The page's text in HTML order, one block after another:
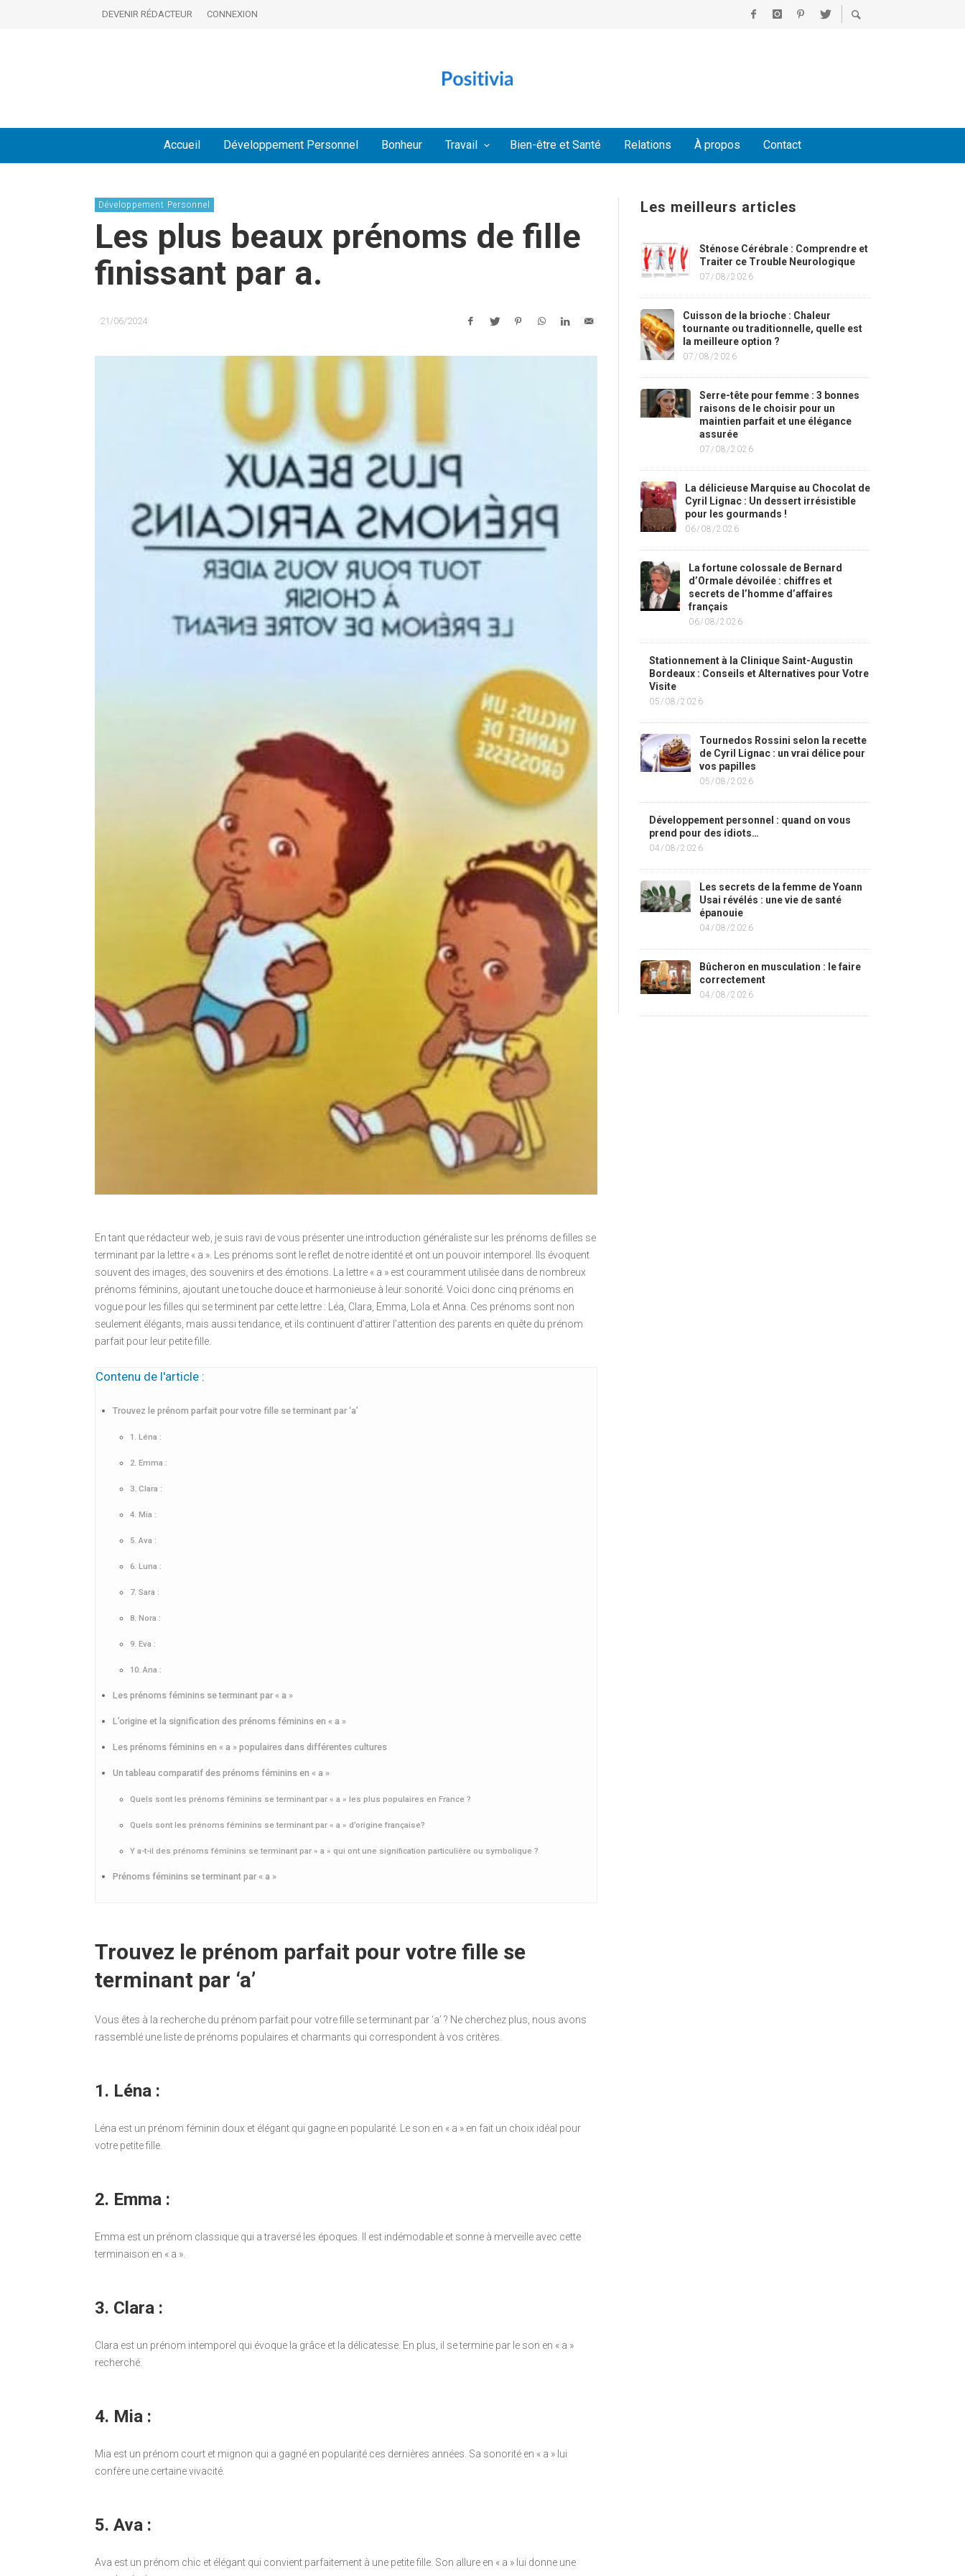
DEVENIR RÉDACTEUR CONNEXION
Accueil Développement Personnel Bonheur Travail Bien-être et Santé Relations À propos Contact
Développement Personnel
Les plus beaux prénoms de fille
finissant par a.
21/06/2024
En tant que rédacteur web, je suis ravi de vous présenter une introduction généraliste sur les prénoms de filles se
terminant par la lettre « a ». Les prénoms sont le reflet de notre identité et ont un pouvoir intemporel. Ils évoquent
souvent des images, des souvenirs et des émotions. La lettre « a » est couramment utilisée dans de nombreux
prénoms féminins, ajoutant une touche douce et harmonieuse à leur sonorité. Voici donc cinq prénoms en
vogue pour les filles qui se terminent par cette lettre : Léa, Clara, Emma, Lola et Anna. Ces prénoms sont non
seulement élégants, mais aussi tendance, et ils continuent d’attirer l’attention des parents en quête du prénom
parfait pour leur petite fille.
Contenu de l'article :
Trouvez le prénom parfait pour votre fille se terminant par ‘a’
1. Léna :
2. Emma :
3. Clara :
4. Mia :
5. Ava :
6. Luna :
7. Sara :
8. Nora :
9. Eva :
10. Ana :
Les prénoms féminins se terminant par « a »
L’origine et la signification des prénoms féminins en « a »
Les prénoms féminins en « a » populaires dans différentes cultures
Un tableau comparatif des prénoms féminins en « a »
Quels sont les prénoms féminins se terminant par « a » les plus populaires en France ?
Quels sont les prénoms féminins se terminant par « a » d’origine française?
Y a-t-il des prénoms féminins se terminant par « a » qui ont une signification particulière ou symbolique ?
Prénoms féminins se terminant par « a »
Trouvez le prénom parfait pour votre fille se
terminant par ‘a’
Vous êtes à la recherche du prénom parfait pour votre fille se terminant par ‘a’ ? Ne cherchez plus, nous avons
rassemblé une liste de prénoms populaires et charmants qui correspondent à vos critères.
1. Léna :
Léna est un prénom féminin doux et élégant qui gagne en popularité. Le son en « a » en fait un choix idéal pour
votre petite fille.
2. Emma :
Emma est un prénom classique qui a traversé les époques. Il est indémodable et sonne à merveille avec cette
terminaison en « a ».
3. Clara :
Clara est un prénom intemporel qui évoque la grâce et la délicatesse. En plus, il se termine par le son en « a »
recherché.
4. Mia :
Mia est un prénom court et mignon qui a gagné en popularité ces dernières années. Sa sonorité en « a » lui
confère une certaine vivacité.
5. Ava :
Ava est un prénom chic et élégant qui convient parfaitement à une petite fille. Son allure en « a » lui donne une
Les meilleurs articles
Sténose Cérébrale : Comprendre et
Traiter ce Trouble Neurologique
07/08/2026
Cuisson de la brioche : Chaleur
tournante ou traditionnelle, quelle est
la meilleure option ?
07/08/2026
Serre-tête pour femme : 3 bonnes
raisons de le choisir pour un
maintien parfait et une élégance
assurée
07/08/2026
La délicieuse Marquise au Chocolat de
Cyril Lignac : Un dessert irrésistible
pour les gourmands !
06/08/2026
La fortune colossale de Bernard
d’Ormale dévoilée : chiffres et
secrets de l’homme d’affaires
français
06/08/2026
Stationnement à la Clinique Saint-Augustin
Bordeaux : Conseils et Alternatives pour Votre
Visite
05/08/2026
Tournedos Rossini selon la recette
de Cyril Lignac : un vrai délice pour
vos papilles
05/08/2026
Développement personnel : quand on vous
prend pour des idiots…
04/08/2026
Les secrets de la femme de Yoann
Usai révélés : une vie de santé
épanouie
04/08/2026
Bûcheron en musculation : le faire
correctement
04/08/2026